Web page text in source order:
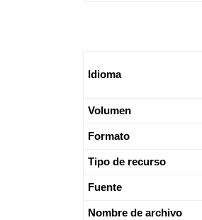
Idioma
Volumen
Formato
Tipo de recurso
Fuente
Nombre de archivo